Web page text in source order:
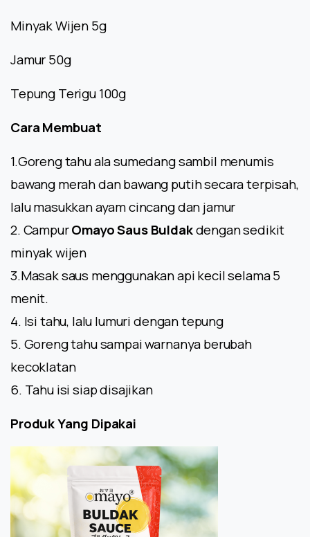
Minyak Wijen 5g
Jamur 50g
Tepung Terigu 100g
Cara Membuat
1.Goreng tahu ala sumedang sambil menumis
bawang merah dan bawang putih secara terpisah,
lalu masukkan ayam cincang dan jamur
2. CampurOmayo Saus Buldakdengan sedikit
minyak wijen
3.Masak saus menggunakan api kecil selama 5
menit.
4. Isi tahu, lalu lumuri dengan tepung
5. Goreng tahu sampai warnanya berubah
kecoklatan
6. Tahu isi siap disajikan
Produk Yang Dipakai